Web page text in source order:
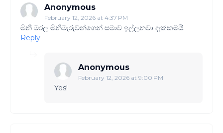
Anonymous
February 12, 2026 at 4:37 PM
මිනී මරල මිනීමැරුවන්ගෙන් සමාව ඉල්ලනවා දැක්කමයි.
Reply
Anonymous
February 12, 2026 at 9:00 PM
Yes!